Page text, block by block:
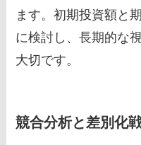
ます。初期投資額と
に検討し、長期的な
大切です。
競合分析と差別化